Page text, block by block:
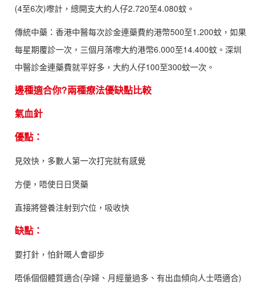
(4至6次)嚟計，總開支大約人仔2.720至4.080蚊。
傳統中藥：香港中醫每次診金連藥費約港幣500至1.200蚊，如果
每星期覆診一次，三個月落嚟大約港幣6.000至14.400蚊。深圳
中醫診金連藥費就平好多，大約人仔100至300蚊一次。
邊種適合你?兩種療法優缺點比較
氣血針
優點：
見效快，多數人第一次打完就有感覺
方便，唔使日日煲藥
直接將營養注射到穴位，吸收快
缺點：
要打針，怕針嘅人會卻步
唔係個個體質適合(孕婦、月經量過多、有出血傾向人士唔適合)